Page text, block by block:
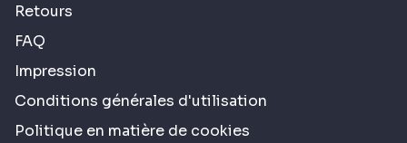
Retours
FAQ
Impression
Conditions générales d'utilisation
Politique en matière de cookies